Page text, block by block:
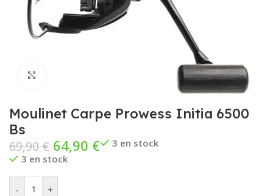
Moulinet Carpe Prowess Initia 6500
Bs
69,90€ 64,90 €
3 en stock
3 en stock
- +